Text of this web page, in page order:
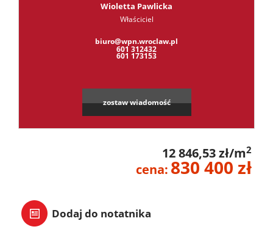
Wioletta Pawlicka
Właściciel
biuro@wpn.wroclaw.pl
601 312432
601 173153
zostaw wiadomość
12 846,53 zł/m2
cena: 830 400 zł
Dodaj do notatnika